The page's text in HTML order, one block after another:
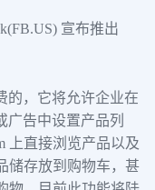
宣布推出
的，它将允许企业在
广告中设置产品列
上直接浏览产品以及
储存放到购物车，甚